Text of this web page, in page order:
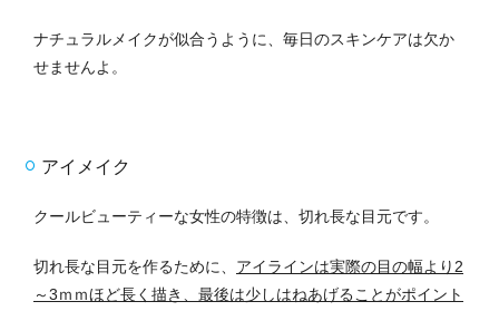
ナチュラルメイクが似合うように、毎日のスキンケアは欠か
せませんよ。
アイメイク
クールビューティーな女性の特徴は、切れ長な目元です。
切れ長な目元を作るために、 アイラインは実際の目の幅より2
～3ｍｍほど長く描き、最後は少しはねあげることがポイント